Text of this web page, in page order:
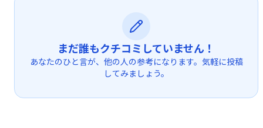
まだ誰もクチコミしていません！
あなたのひと言が、他の人の参考になります。気軽に投稿
してみましょう。